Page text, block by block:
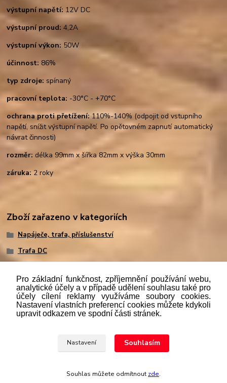
výstupní napětí: 12V DC
výstupní proud:4,2A
výstupní výkon: 50W
účinnost: 86%
typ zdroje: spínaný
pracovní teplota: -30°C - +70°C
ochrana proti přetížení:110%-140% (odpojit od vstupního
napětí, snížit výstupní napětí. Po opětovném zapnutí automatický
návrat činnosti)
rozměr: délka 99mm x šířka 82mm x výška 30mm
záruka: 2 roky
Zboží zařazeno v kategoriích
Napáječe, trafa, příslušenství
Trafa DC
Podlezákona č. 112/mmmmm2016 Sb. o evidenci tržeb je
prodávající povinen vystavit kupujícímu účtenku. Zároveň je
případě technického výpadku pak nejpozději do 48 hodin.“
Upravit sběr cookies.
Pro základní funkčnost, zpříjemnění používání webu,
analytické účely a v případě udělení souhlasu také pro
účely cílení reklamy využíváme soubory cookies.
Nastavení vlastních preferencí cookies můžete kdykoli
upravit odkazem ve spodní části stránek.
Nastavení Souhlasím
Souhlas můžete odmítnout zde.